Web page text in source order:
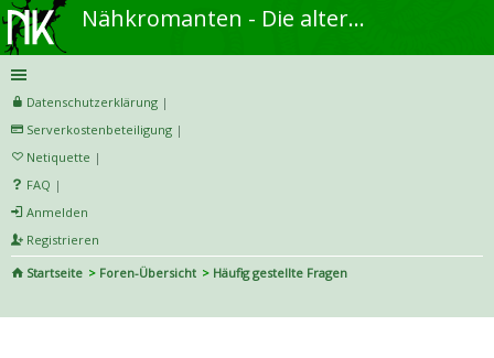
Nähkromanten - Die alternative Näh- und DIY-Community
Datenschutzerklärung |
Serverkostenbeteiligung |
Netiquette |
FAQ |
Anmelden
Registrieren
Startseite
Foren-Übersicht
Häufig gestellte Fragen